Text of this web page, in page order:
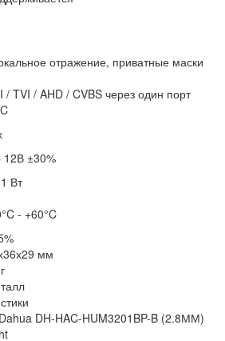
отражение, приватные маски
/ TVI / AHD / CVBS через один порт
12В ±30%
Вт
- +60°C
мм